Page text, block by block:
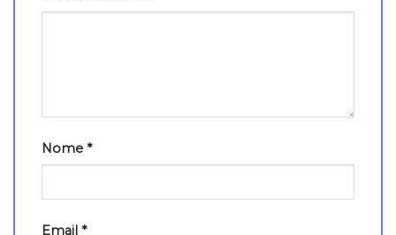
Nome *
Email *